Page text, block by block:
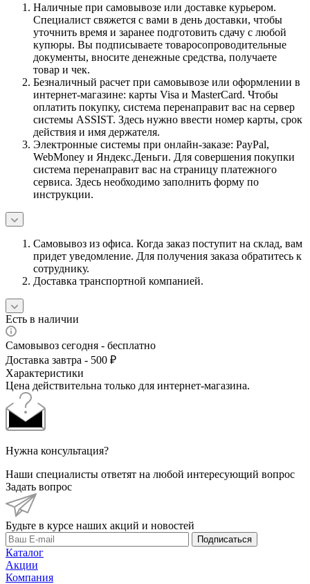
Наличные при самовывозе или доставке курьером.
Специалист свяжется с вами в день доставки, чтобы
уточнить время и заранее подготовить сдачу с любой
купюры. Вы подписываете товаросопроводительные
документы, вносите денежные средства, получаете
товар и чек.
Безналичный расчет при самовывозе или оформлении в
интернет-магазине: карты Visa и MasterCard. Чтобы
оплатить покупку, система перенаправит вас на сервер
системы ASSIST. Здесь нужно ввести номер карты, срок
действия и имя держателя.
Электронные системы при онлайн-заказе: PayPal,
WebMoney и Яндекс.Деньги. Для совершения покупки
система перенаправит вас на страницу платежного
сервиса. Здесь необходимо заполнить форму по
инструкции.
Самовывоз из офиса. Когда заказ поступит на склад, вам
придет уведомление. Для получения заказа обратитесь к
сотруднику.
Доставка транспортной компанией.
Есть в наличии
Самовывоз сегодня - бесплатно
Доставка завтра - 500 ₽
Характеристики
Цена действительна только для интернет-магазина.
Нужна консультация?
Наши специалисты ответят на любой интересующий вопрос
Задать вопрос
Будьте в курсе наших акций и новостей
Подписаться
Каталог
Акции
Компания